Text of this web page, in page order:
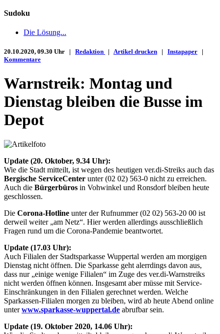
Sudoku
Die Lösung...
20.10.2020, 09.30 Uhr | Redaktion | Artikel drucken | Instapaper |
Kommentare
Warnstreik: Montag und
Dienstag bleiben die Busse im
Depot
Update (20. Oktober, 9.34 Uhr):
Wie die Stadt mitteilt, ist wegen des heutigen ver.di-Streiks auch das
Bergische ServiceCenter unter (02 02) 563-0 nicht zu erreichen.
Auch die Bürgerbüros in Vohwinkel und Ronsdorf bleiben heute
geschlossen.
Die Corona-Hotline unter der Rufnummer (02 02) 563-20 00 ist
derweil weiter „am Netz“. Hier werden allerdings ausschließlich
Fragen rund um die Corona-Pandemie beantwortet.
Update (17.03 Uhr):
Auch Filialen der Stadtsparkasse Wuppertal werden am morgigen
Dienstag nicht öffnen. Die Sparkasse geht alerrdings davon aus,
dass nur „einige wenige Filialen“ im Zuge des ver.di-Warnstreiks
nicht werden öffnen können. Insgesamt aber müsse mit Service-
Einschränkungen in den Filialen gerechnet werden. Welche
Sparkassen-Filialen morgen zu bleiben, wird ab heute Abend online
unterwww.sparkasse-wuppertal.de abrufbar sein.
Update (19. Oktober 2020, 14.06 Uhr):